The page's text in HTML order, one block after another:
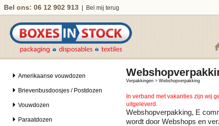
Bel ons: 06 12 902 913 Bel mij terug
Amerikaanse vouwdozen
Brievenbusdoosjes / Postdozen
Vouwdozen
Paraatdozen
Verpakkingen > Webshopverpakking
In verband met vakanties zijn wij
uitgeleverd.
Webshopverpakking, E
wordt door Webshops en